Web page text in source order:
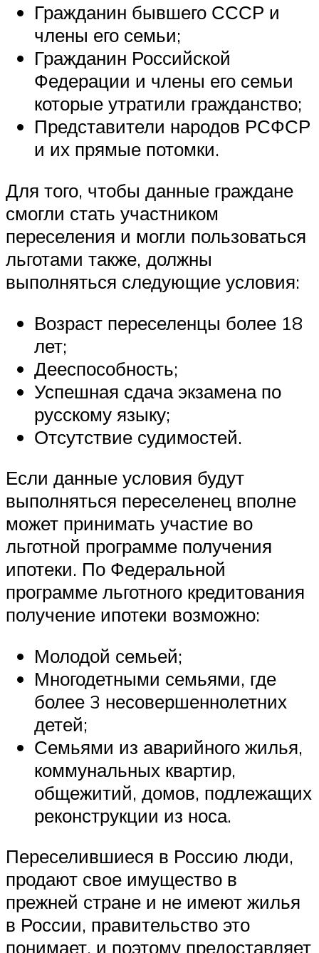
Гражданин бывшего СССР и
члены его семьи;
Гражданин Российской
Федерации и члены его семьи
которые утратили гражданство;
Представители народов РСФСР
и их прямые потомки.
Для того, чтобы данные граждане
смогли стать участником
переселения и могли пользоваться
льготами также, должны
выполняться следующие условия:
Возраст переселенцы более 18
лет;
Дееспособность;
Успешная сдача экзамена по
русскому языку;
Отсутствие судимостей.
Если данные условия будут
выполняться переселенец вполне
может принимать участие во
льготной программе получения
ипотеки. По Федеральной
программе льготного кредитования
получение ипотеки возможно:
Молодой семьей;
Многодетными семьями, где
более 3 несовершеннолетних
детей;
Семьями из аварийного жилья,
коммунальных квартир,
общежитий, домов, подлежащих
реконструкции из носа.
Переселившиеся в Россию люди,
продают свое имущество в
прежней стране и не имеют жилья
в России, правительство это
понимает, и поэтому предоставляет